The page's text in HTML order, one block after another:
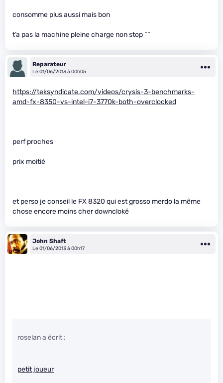
consomme plus aussi mais bon
t’a pas la machine pleine charge non stop ^^
Reparateur
Le 01/06/2013 à 00h05
https://teksyndicate.com/videos/crysis-3-benchmarks-
amd-fx-8350-vs-intel-i7-3770k-both-overclocked
perf proches
prix moitié
et perso je conseil le FX 8320 qui est grosso merdo la même
chose encore moins cher downcloké
John Shaft
Le 01/06/2013 à 00h17
roselan a écrit :
petit joueur